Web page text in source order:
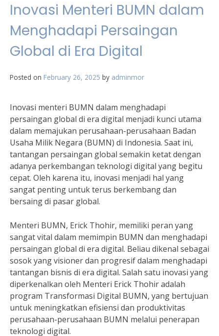
Inovasi Menteri BUMN dalam
Menghadapi Persaingan
Global di Era Digital
Posted on February 26, 2025 by adminmor
Inovasi menteri BUMN dalam menghadapi
persaingan global di era digital menjadi kunci utama
dalam memajukan perusahaan-perusahaan Badan
Usaha Milik Negara (BUMN) di Indonesia. Saat ini,
tantangan persaingan global semakin ketat dengan
adanya perkembangan teknologi digital yang begitu
cepat. Oleh karena itu, inovasi menjadi hal yang
sangat penting untuk terus berkembang dan
bersaing di pasar global.
Menteri BUMN, Erick Thohir, memiliki peran yang
sangat vital dalam memimpin BUMN dan menghadapi
persaingan global di era digital. Beliau dikenal sebagai
sosok yang visioner dan progresif dalam menghadapi
tantangan bisnis di era digital. Salah satu inovasi yang
diperkenalkan oleh Menteri Erick Thohir adalah
program Transformasi Digital BUMN, yang bertujuan
untuk meningkatkan efisiensi dan produktivitas
perusahaan-perusahaan BUMN melalui penerapan
teknologi digital.